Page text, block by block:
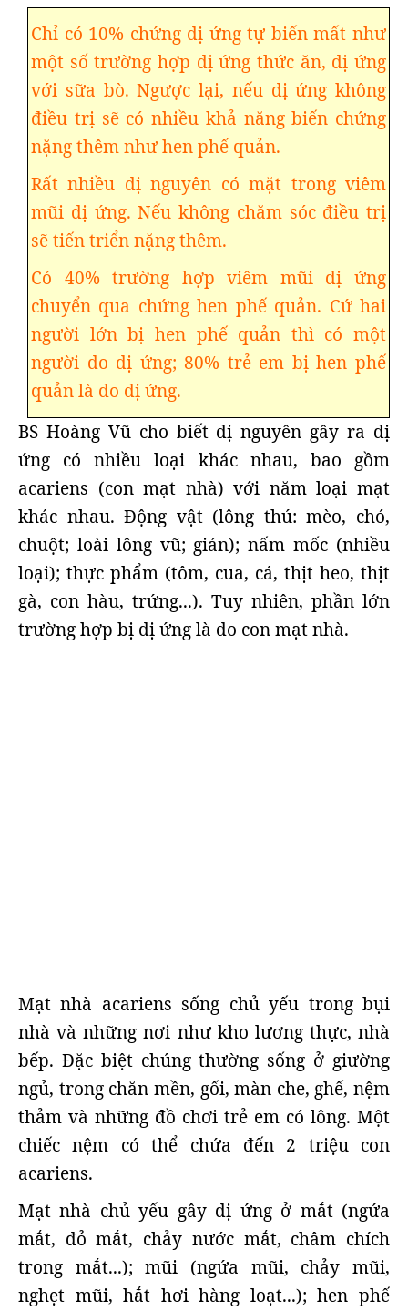
Chỉ có 10% chứng dị ứng tự biến mất như
một số trường hợp dị ứng thức ăn, dị ứng
với sữa bò. Ngược lại, nếu dị ứng không
điều trị sẽ có nhiều khả năng biến chứng
nặng thêm như hen phế quản.
Rất nhiều dị nguyên có mặt trong viêm
mũi dị ứng. Nếu không chăm sóc điều trị
sẽ tiến triển nặng thêm.
Có 40% trường hợp viêm mũi dị ứng
chuyển qua chứng hen phế quản. Cứ hai
người lớn bị hen phế quản thì có một
người do dị ứng; 80% trẻ em bị hen phế
quản là do dị ứng.
BS Hoàng Vũ cho biết dị nguyên gây ra dị
ứng có nhiều loại khác nhau, bao gồm
acariens (con mạt nhà) với năm loại mạt
khác nhau. Động vật (lông thú: mèo, chó,
chuột; loài lông vũ; gián); nấm mốc (nhiều
loại); thực phẩm (tôm, cua, cá, thịt heo, thịt
gà, con hàu, trứng...). Tuy nhiên, phần lớn
trường hợp bị dị ứng là do con mạt nhà.
Mạt nhà acariens sống chủ yếu trong bụi
nhà và những nơi như kho lương thực, nhà
bếp. Đặc biệt chúng thường sống ở giường
ngủ, trong chăn mền, gối, màn che, ghế, nệm
thảm và những đồ chơi trẻ em có lông. Một
chiếc nệm có thể chứa đến 2 triệu con
acariens.
Mạt nhà chủ yếu gây dị ứng ở mắt (ngứa
mắt, đỏ mắt, chảy nước mắt, châm chích
trong mắt...); mũi (ngứa mũi, chảy mũi,
nghẹt mũi, hắt hơi hàng loạt...); hen phế